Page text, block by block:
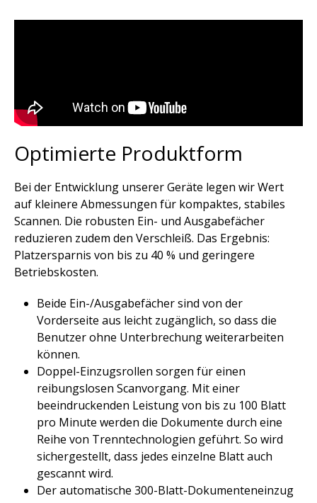
Optimierte Produktform​
Bei der Entwicklung unserer Geräte legen wir Wert
auf kleinere Abmessungen für kompaktes, stabiles
Scannen. Die robusten Ein- und Ausgabefächer
reduzieren zudem den Verschleiß. Das Ergebnis:
Platzersparnis von bis zu 40 % und geringere
Betriebskosten.​
Beide Ein-/Ausgabefächer sind von der
Vorderseite aus leicht zugänglich, so dass die
Benutzer ohne Unterbrechung weiterarbeiten
können.​
Doppel-Einzugsrollen sorgen für einen
reibungslosen Scanvorgang. Mit einer
beeindruckenden Leistung von bis zu 100 Blatt
pro Minute werden die Dokumente durch eine
Reihe von Trenntechnologien geführt. So wird
sichergestellt, dass jedes einzelne Blatt auch
gescannt wird.
Der automatische 300-Blatt-Dokumenteneinzug